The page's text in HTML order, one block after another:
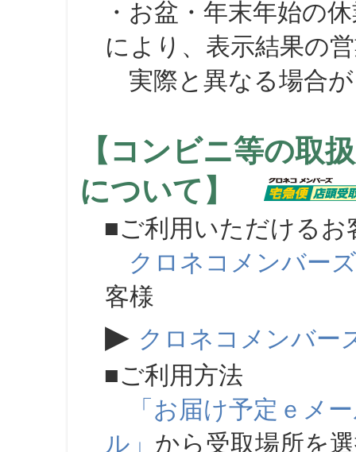
・お盆・年末年始の
により、表示結果の
実際と異なる場合が
【コンビニ等の取
について】
■ご利用いただけるお
クロネコメンバーズ
客様
▶ クロネコメンバー
■ご利用方法
「お届け予定ｅメ
ル」 から受取場所を